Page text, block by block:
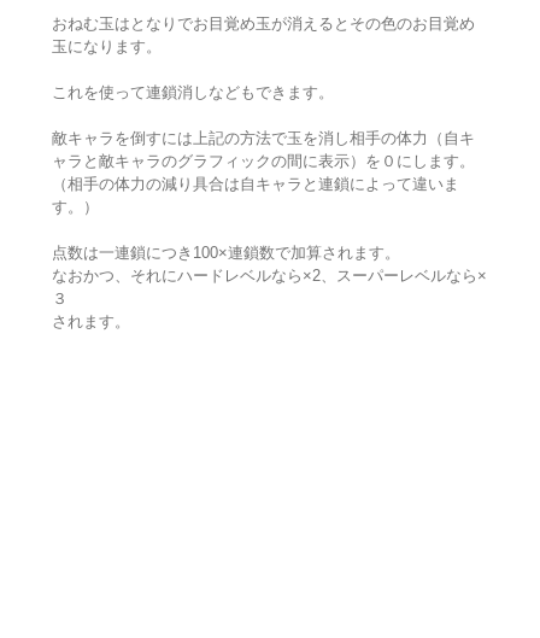
おねむ玉はとなりでお目覚め玉が消えるとその色のお目覚め
玉になります。
これを使って連鎖消しなどもできます。
敵キャラを倒すには上記の方法で玉を消し相手の体力（自キ
ャラと敵キャラのグラフィックの間に表示）を０にします。
（相手の体力の減り具合は自キャラと連鎖によって違いま
す。）
点数は一連鎖につき100×連鎖数で加算されます。
なおかつ、それにハードレベルなら×2、スーパーレベルなら×
３
されます。